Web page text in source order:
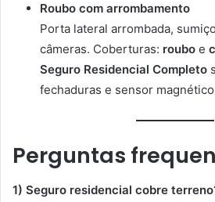
Roubo com arrombamento
Porta lateral arrombada,
câmeras. Coberturas: roubo e
Seguro Residencial Completo
fechaduras e sensor
Perguntas
1) Seguro residencial cobre